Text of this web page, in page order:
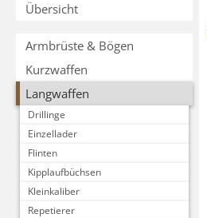
Übersicht
Armbrüste & Bögen
Kurzwaffen
Langwaffen
Drillinge
Einzellader
Flinten
Kipplaufbüchsen
Kleinkaliber
Repetierer